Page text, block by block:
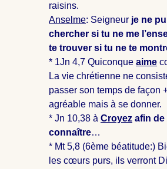
raisins.
Anselme: Seigneur je ne
chercher si tu ne me
te trouver si tu ne te
* 1Jn 4,7 Quiconque aime
La vie chrétienne ne
passer son temps de façon
agréable mais à se donner.
* Jn 10,38 à Croyez afin de
connaître…
* Mt 5,8 (6ème béatitude:)
les cœurs purs, ils verront